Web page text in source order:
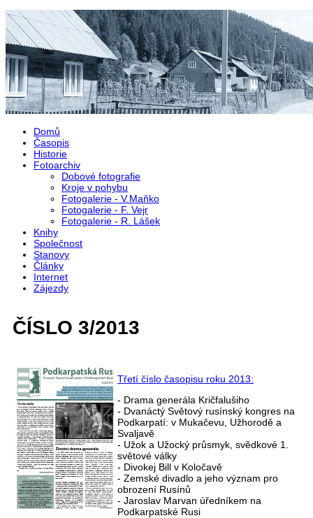
Přejít k hlavnímu obsahu
Domů
Časopis
Historie
Fotoarchiv
Dobové fotografie
Kroje v pohybu
Fotogalerie - V.Maňko
Fotogalerie - F. Vejr
Fotogalerie - R. Lášek
Knihy
Společnost
Stanovy
Články
Internet
Zájezdy
ČÍSLO 3/2013
Třetí číslo časopisu roku 2013:
- Drama generála Kričfalušiho
- Dvanáctý Světový rusínský kongres na
Podkarpatí: v Mukačevu, Užhorodě a
Svaljavě
- Užok a Užocký průsmyk, svědkové 1.
světové války
- Divokej Bill v Koločavě
- Zemské divadlo a jeho význam pro
obrození Rusínů
- Jaroslav Marvan úředníkem na
Podkarpatské Rusi